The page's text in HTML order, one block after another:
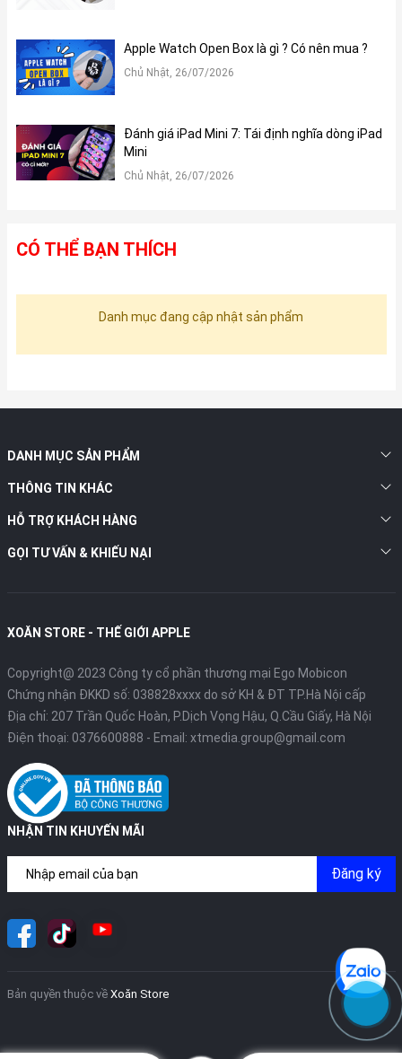
Apple Watch Open Box là gì ? Có nên mua ?
Chủ Nhật, 26/07/2026
Đánh giá iPad Mini 7: Tái định nghĩa dòng iPad
Mini
Chủ Nhật, 26/07/2026
CÓ THỂ BẠN THÍCH
Danh mục đang cập nhật sản phẩm
DANH MỤC SẢN PHẨM
THÔNG TIN KHÁC
HỖ TRỢ KHÁCH HÀNG
GỌI TƯ VẤN & KHIẾU NẠI
XOĂN STORE - THẾ GIỚI APPLE
Copyright@ 2023 Công ty cổ phần thương mại Ego Mobicon
Chứng nhận ĐKKD số: 038828xxxx do sở KH & ĐT TP.Hà Nội cấp
Địa chỉ: 207 Trần Quốc Hoàn, P.Dịch Vọng Hậu, Q.Cầu Giấy, Hà Nội
Điện thoại: 0376600888 - Email: xtmedia.group@gmail.com
NHẬN TIN KHUYẾN MÃI
Đăng ký
Bản quyền thuộc về Xoăn Store